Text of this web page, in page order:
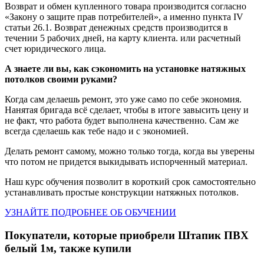
Возврат и обмен купленного товара производится согласно
«Закону о защите прав потребителей», а именно пункта IV
статьи 26.1. Возврат денежных средств производится в
течении 5 рабочих дней, на карту клиента. или расчетный
счет юридического лица.
А знаете ли вы, как сэкономить на установке натяжных
потолков своими руками?
Когда сам делаешь ремонт, это уже само по себе экономия.
Нанятая бригада всё сделает, чтобы в итоге завысить цену и
не факт, что работа будет выполнена качественно. Сам же
всегда сделаешь как тебе надо и с экономией.
Делать ремонт самому, можно только тогда, когда вы уверены
что потом не придется выкидывать испорченный материал.
Наш курс обучения позволит в короткий срок самостоятельно
устанавливать простые конструкции натяжных потолков.
УЗНАЙТЕ ПОДРОБНЕЕ ОБ ОБУЧЕНИИ
Покупатели, которые приобрели Штапик ПВХ
белый 1м, также купили